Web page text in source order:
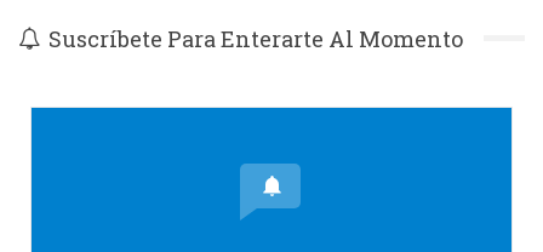
Suscríbete Para Enterarte Al Momento